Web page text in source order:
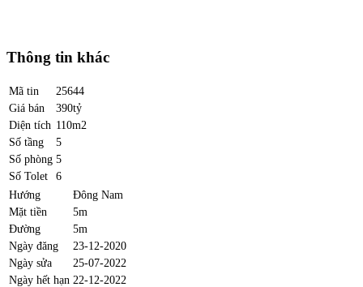
Thông tin khác
Mã tin
25644
Giá bán
390tỷ
Diện tích 110m2
Số tầng
5
Số phòng 5
Số Tolet
6
Hướng
Đông Nam
Mặt tiền
5m
Đường
5m
Ngày đăng
23-12-2020
Ngày sửa
25-07-2022
Ngày hết hạn 22-12-2022